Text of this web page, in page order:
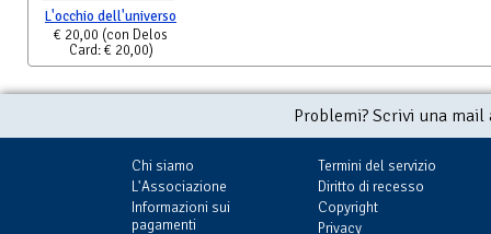
L'occhio dell'universo
€ 20,00 (con Delos
Card: € 20,00)
Problemi? Scrivi una
Chi siamo
L'Associazione
Informazioni sui
pagamenti
Termini del servizio
Diritto di recesso
Copyright
Privacy